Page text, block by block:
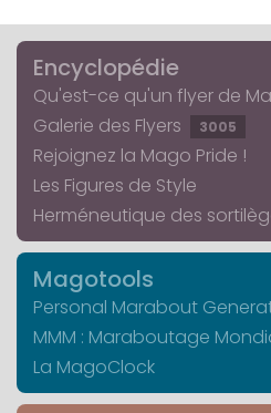
Encyclopédie
Qu'est-ce qu'un flyer de
Galerie des Flyers
3005
Rejoignez la Mago Pride !
Les Figures de Style
Herméneutique des
Magotools
Personal Marabout
MMM : Maraboutage
La MagoClock